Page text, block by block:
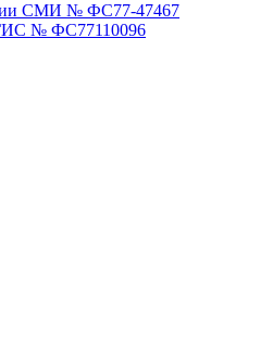
СМИ № ФС77-47467
№ ФС77110096